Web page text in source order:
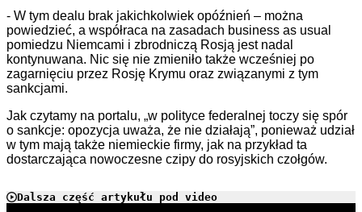
- W tym dealu brak jakichkolwiek opóźnień – można
powiedzieć, a współraca na zasadach business as usual
pomiedzu Niemcami i zbrodniczą Rosją jest nadal
kontynuwana. Nic się nie zmieniło także wcześniej po
zagarnięciu przez Rosję Krymu oraz związanymi z tym
sankcjami.
Jak czytamy na portalu, „w polityce federalnej toczy się spór
o sankcje: opozycja uważa, że nie działają”, ponieważ udział
w tym mają także niemieckie firmy, jak na przykład ta
dostarczająca nowoczesne czipy do rosyjskich czołgów.
Dalsza część artykułu pod video